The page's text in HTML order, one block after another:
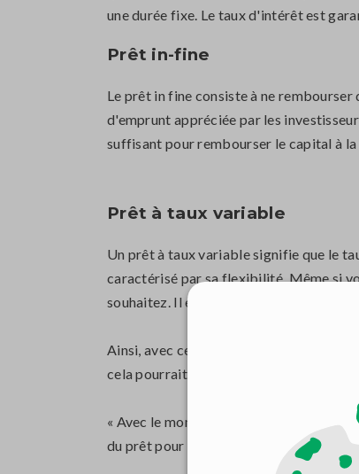
une durée fixe. Le taux d'intérêt est
Prêt in-fine
Le prêt in fine consiste à ne
d'emprunt appréciée par les
suffisant pour rembourser le capital à
Prêt à taux variable
Un prêt à taux variable signifie que le
caractérisé par sa flexibilité. Même si
souhaitez. Il est généralement plus
Ainsi, avec ce type de crédit
cela pourrait être un vrai problème pour
« Avec le montant que vous pouvez
du prêt pour obtenir le meilleur prêt